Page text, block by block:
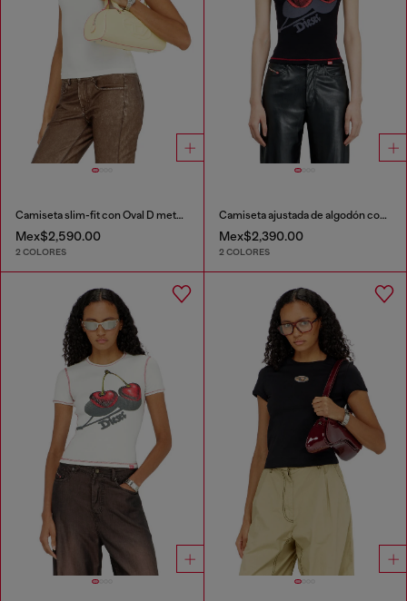
Camiseta slim-fit con Oval D metálico
Mex$2,590.00
2 COLORES
Camiseta ajustada de algodón con estampado de cerezas
Mex$2,390.00
2 COLORES